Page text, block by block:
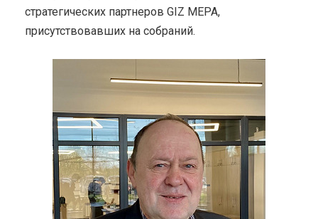
стратегических партнеров GIZ MEPA,
присутствовавших на собраний.